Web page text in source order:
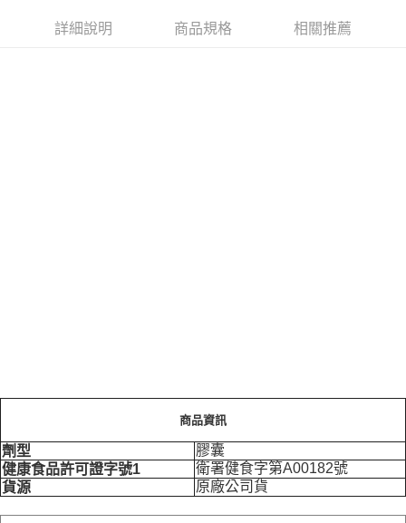
每筆NT$70，滿NT$499(含以上)免運費
詳細說明 商品規格 相關推薦
商品資訊
劑型
膠囊
健康食品許可證字號1
衛署健食字第A00182號
貨源
原廠公司貨